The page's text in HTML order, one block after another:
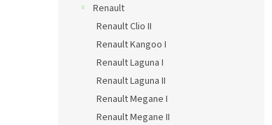
Renault
Renault Clio II
Renault Kangoo I
Renault Laguna I
Renault Laguna II
Renault Megane I
Renault Megane II